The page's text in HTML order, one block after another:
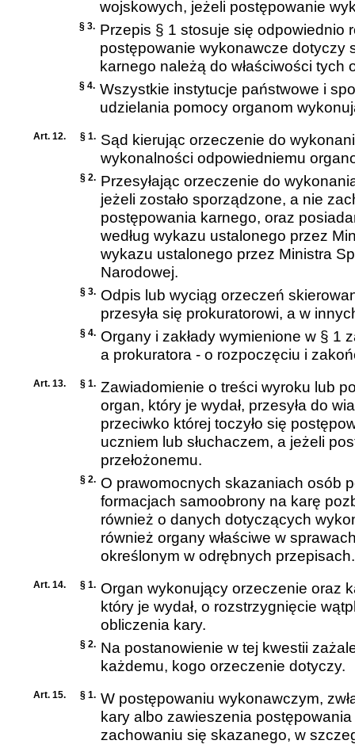
wojskowych, jeżeli postępowanie
§ 3. Przepis § 1 stosuje się odpowiednio
postępowanie wykonawcze dotyczy
karnego należą do właściwości tych
§ 4. Wszystkie instytucje państwowe i
udzielania pomocy organom
Art. 12. § 1. Sąd kierując orzeczenie do
wykonalności odpowiedniemu
§ 2. Przesyłając orzeczenie do
jeżeli zostało sporządzone, a nie
postępowania karnego, oraz
według wykazu ustalonego przez
wykazu ustalonego przez Ministra
Narodowej.
§ 3. Odpis lub wyciąg orzeczeń
przesyła się prokuratorowi, a w
§ 4. Organy i zakłady wymienione w § 1
a prokuratora - o rozpoczęciu i
Art. 13. § 1. Zawiadomienie o treści wyroku lub
organ, który je wydał, przesyła do
przeciwko której toczyło się
uczniem lub słuchaczem, a jeżeli
przełożonemu.
§ 2. O prawomocnych skazaniach osób
formacjach samoobrony na karę
również o danych dotyczących
również organy właściwe w
określonym w odrębnych przepisach.
Art. 14. § 1. Organ wykonujący orzeczenie oraz
który je wydał, o rozstrzygnięcie
obliczenia kary.
§ 2. Na postanowienie w tej kwestii
każdemu, kogo orzeczenie dotyczy.
Art. 15. § 1. W postępowaniu wykonawczym,
kary albo zawieszenia
zachowaniu się skazanego, w